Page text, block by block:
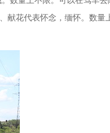
花代表怀念，缅怀。数量